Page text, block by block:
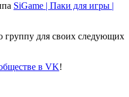
SiGame | Паки для игры |
группу для своих следующих
в VK!